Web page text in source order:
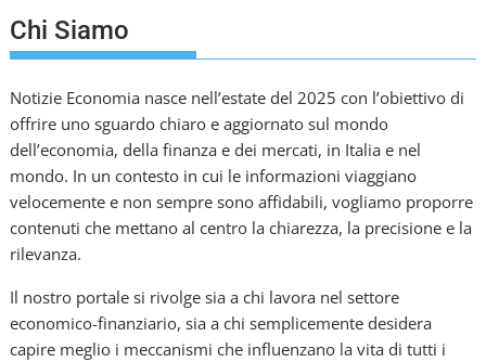
Chi Siamo
Notizie Economia nasce nell’estate del 2025 con l’obiettivo di
offrire uno sguardo chiaro e aggiornato sul mondo
dell’economia, della finanza e dei mercati, in Italia e nel
mondo. In un contesto in cui le informazioni viaggiano
velocemente e non sempre sono affidabili, vogliamo proporre
contenuti che mettano al centro la chiarezza, la precisione e la
rilevanza.
Il nostro portale si rivolge sia a chi lavora nel settore
economico-finanziario, sia a chi semplicemente desidera
capire meglio i meccanismi che influenzano la vita di tutti i